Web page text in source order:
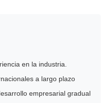
en la industria.
a largo plazo
empresarial gradual